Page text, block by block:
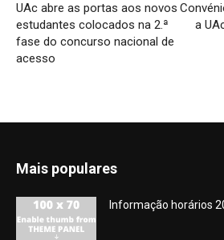
UAc abre as portas aos novos
estudantes colocados na 2.ª
fase do concurso nacional de
acesso
a
Mais populares
Informação horários